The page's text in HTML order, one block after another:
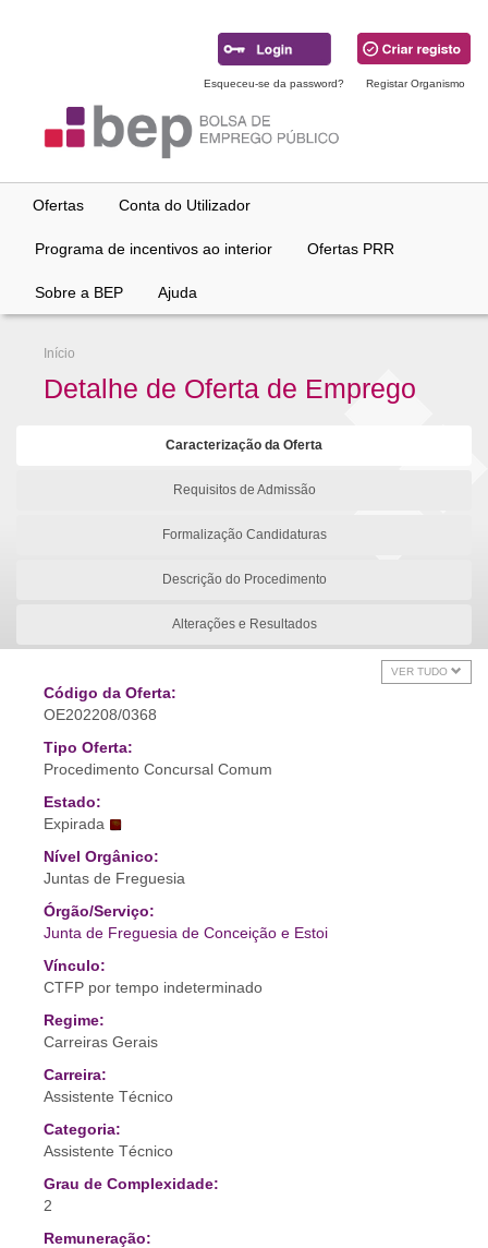
Esqueceu-se da password? Registar Organismo
Ofertas Conta do Utilizador
Programa de incentivos ao interior Ofertas PRR
Sobre a BEP Ajuda
Início
Detalhe de Oferta de Emprego
Caracterização da Oferta
Requisitos de Admissão
Formalização Candidaturas
Descrição do Procedimento
Alterações e Resultados
VER TUDO
Código da Oferta:
OE202208/0368
Tipo Oferta:
Procedimento Concursal Comum
Estado:
Expirada
Nível Orgânico:
Juntas de Freguesia
Órgão/Serviço:
Junta de Freguesia de Conceição e Estoi
Vínculo:
CTFP por tempo indeterminado
Regime:
Carreiras Gerais
Carreira:
Assistente Técnico
Categoria:
Assistente Técnico
Grau de Complexidade:
2
Remuneração: